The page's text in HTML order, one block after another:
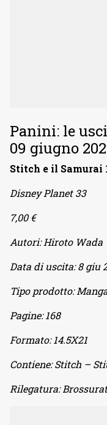
Panini: le
09 giugno
Stitch e il Samurai
Disney Planet 33
7,00 €
Autori: Hiroto Wada
Data di uscita: 8 giu
Tipo prodotto:
Pagine: 168
Formato: 14.5X21
Contiene: Stitch –
Rilegatura: